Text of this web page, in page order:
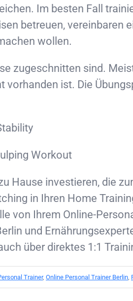
Im besten Fall
betreuen, vereinbaren
wollen.
zugeschnitten sind.
vorhanden ist. Die
Workout
Hause investieren, die
in Ihren Home
von Ihrem Online-
und
über direktes 1:1
Trainer, Online Personal Trainer Berlin,